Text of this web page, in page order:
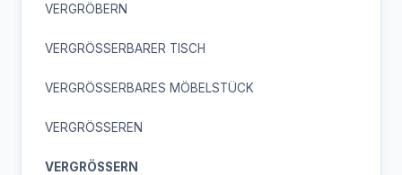
VERGRÖBERN
VERGRÖSSERBARER TISCH
VERGRÖSSERBARES MÖBELSTÜCK
VERGRÖSSEREN
VERGRÖSSERN